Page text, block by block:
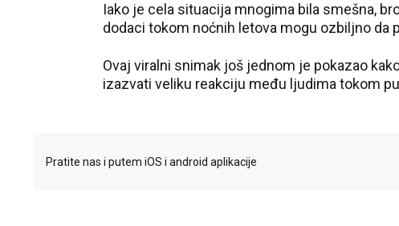
Iako je cela situacija mnogima bila smešna,
dodaci tokom noćnih letova mogu ozbiljno da
Ovaj viralni snimak još jednom je pokazao
izazvati veliku reakciju među ljudima tokom
Pratite nas i putem iOS i android aplikacije